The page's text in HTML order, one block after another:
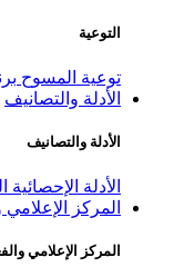
التوعية
توعية المسوح
الأدلة والتصانيف
الأدلة والتصانيف
الأدلة الإحصائية
المركز الإعلامي
المركز الإعلامي